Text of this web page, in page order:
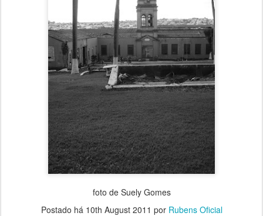
foto de Suely Gomes
Postado há 10th August 2011 por Rubens Oficial